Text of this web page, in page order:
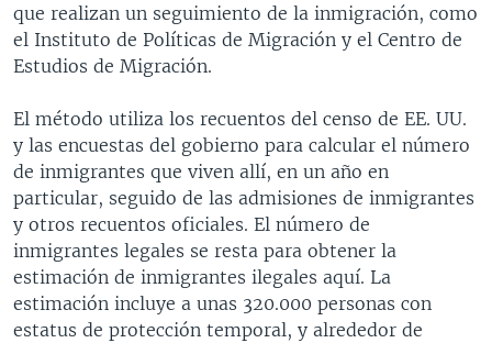
que realizan un seguimiento de la inmigración, como
el Instituto de Políticas de Migración y el Centro de
Estudios de Migración.
El método utiliza los recuentos del censo de EE. UU.
y las encuestas del gobierno para calcular el número
de inmigrantes que viven allí, en un año en
particular, seguido de las admisiones de inmigrantes
y otros recuentos oficiales. El número de
inmigrantes legales se resta para obtener la
estimación de inmigrantes ilegales aquí. La
estimación incluye a unas 320.000 personas con
estatus de protección temporal, y alrededor de